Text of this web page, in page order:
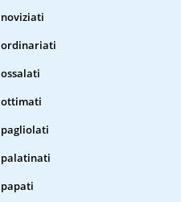
noviziati
ordinariati
ossalati
ottimati
pagliolati
palatinati
papati